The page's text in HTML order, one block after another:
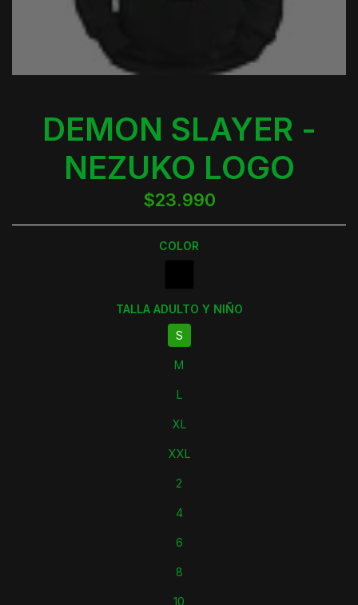
DEMON SLAYER -
NEZUKO LOGO
$23.990
COLOR
TALLA ADULTO Y NIÑO
S
M
L
XL
XXL
2
4
6
8
10